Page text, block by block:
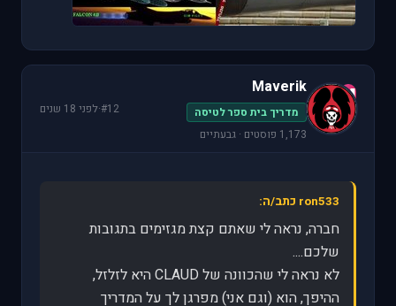
M
Maverik
מדריך בית ספר לטיסה
1,173 פוסטים · גבעתיים
#12
·לפני 18 שנים
ron533 כתב/ה:
חברה, נראה לי שאתם קצת מגזימים בתגובות
שלכם....
לא נראה לי שהכוונה של CLAUD היא לזלזל,
ההיפך, הוא (וגם אני) מפרגן לך על המדריך